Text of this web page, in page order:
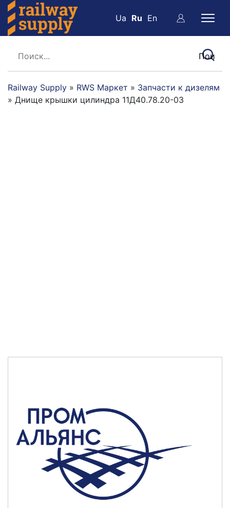
Ua Ru En
Railway Supply » RWS Маркет » Запчасти к дизелям
» Днище крышки цилиндра 11Д40.78.20-03